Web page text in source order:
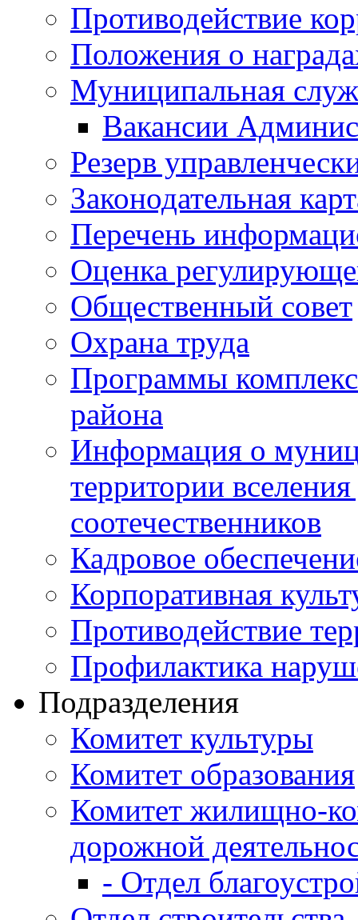
Противодействие
Положения о
Муниципальная
Вакансии
Резерв
Законодательная
Перечень
Оценка
Общественный совет
Охрана труда
Программы
района
Информация о
территории
соотечественников
Кадровое
Корпоративная
Противодействие
Профилактика
Подразделения
Комитет культуры
Комитет образования
Комитет жилищно-
дорожной
- Отдел